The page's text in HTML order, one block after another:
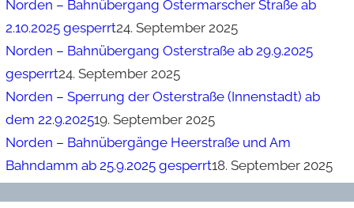
Norden – Bahnübergang Ostermarscher Straße ab
2.10.2025 gesperrt24. September 2025
Norden – Bahnübergang Osterstraße ab 29.9.2025
gesperrt24. September 2025
Norden – Sperrung der Osterstraße (Innenstadt) ab
dem 22.9.202519. September 2025
Norden – Bahnübergänge Heerstraße und Am
Bahndamm ab 25.9.2025 gesperrt18. September 2025